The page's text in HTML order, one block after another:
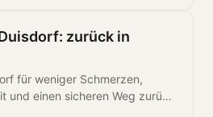
zurück in
für weniger Schmerzen,
und einen sicheren Weg zurück